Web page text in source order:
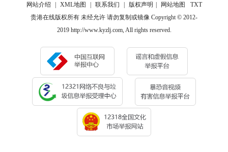
网站介绍 | XML地图 | 联系我们 | 版权声明 | 网站地图
TXT
贵港在线版权所有 未经允许 请勿复制或镜像 Copyright © 2012-
2019 http://www.kyzlj.com, All rights reserved.